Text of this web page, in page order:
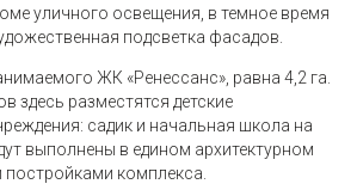
уличного освещения, в темное время
подсветка фасадов.
ЖК «Ренессанс», равна 4,2 га.
здесь разместятся детские
садик и начальная школа на
выполнены в едином архитектурном
комплекса.